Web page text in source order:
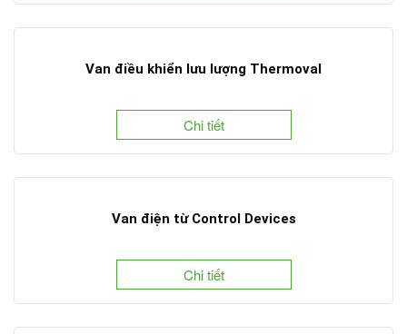
Van điều khiển lưu lượng Thermoval
Chi tiết
Van điện từ Control Devices
Chi tiết